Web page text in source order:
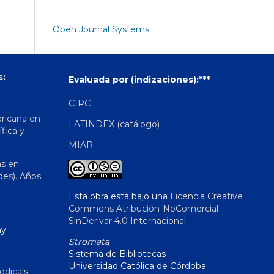
Open Journal Systems
en
y
en
Años
Evaluada por (indizaciones):***
CIRC
LATINDEX (catálogo)
MIAR
Esta obra está bajo una Licencia Creative
Commons Atribución-NoComercial-
SinDerivar 4.0 Internacional.
Stromata
Sistema de Bibliotecas
Universidad Católica de Córdoba